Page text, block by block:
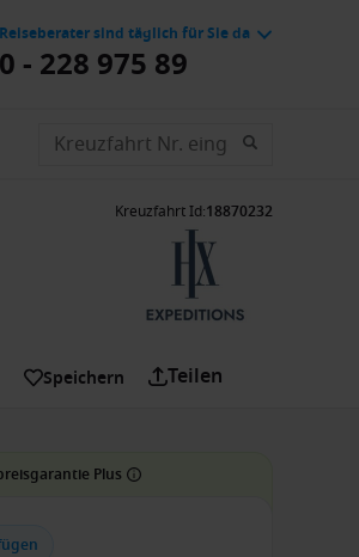
sind täglich für Sie da
- 228 975 89
Kreuzfahrt Id:18870232
Speichern Teilen
Plus